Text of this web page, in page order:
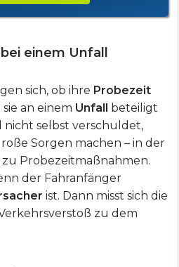
einem Unfall
sich, ob ihre Probezeit
an einem Unfall beteiligt
nicht selbst verschuldet,
Sorgen machen – in der
Probezeitmaßnahmen.
der Fahranfänger
ist. Dann misst sich die
zu dem